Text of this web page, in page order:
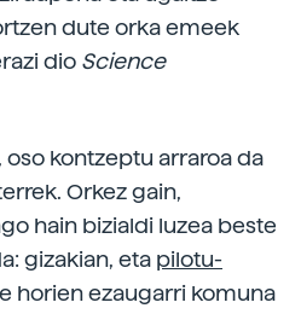
dute orka emeek
dio Science
kontzeptu arraroa da
Orkez gain,
hain bizialdi luzea beste
gizakian, eta pilotu-
horien ezaugarri komuna